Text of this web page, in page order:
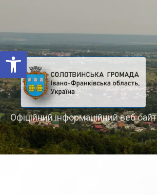
Відкрити Панель інструментів
Офіційний інформаційний веб сайт